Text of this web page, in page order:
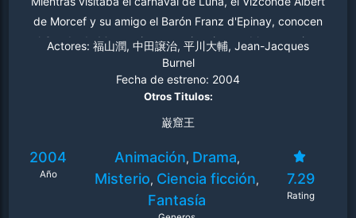
de Morcef y su amigo el Barón Franz d'Epinay, conocen
al Conde de Montecristo, un misterioso noble extranjero,
que demuestra cierto interés en el vizconde de Morcef.
En la última noche del carnaval, Albert es secuestrado
por la banda de Luigi Vampa, un conocido criminal y
mercenario, quien pide a Franz un rescate de 50
Franz solicita un préstamo al Conde para poder pagar el
rescate de su amigo. El conde accede y acompaña a
Franz al lugar donde tienen a Albert. Después de
Actores: 福山潤, 中田譲治, 平川大輔, Jean-Jacques
Burnel
Fecha de estreno: 2004
Otros Titulos:
巌窟王
2004
Año
Animación, Drama,
Misterio, Ciencia ficción,
Fantasía
7.29
Rating